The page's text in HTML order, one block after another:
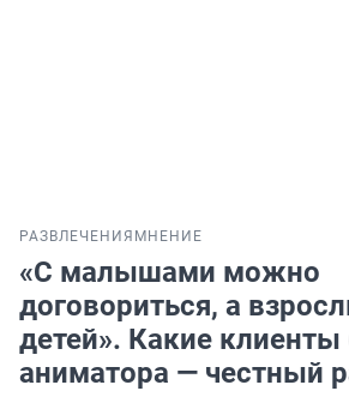
РАЗВЛЕЧЕНИЯ МНЕНИЕ
«С малышами можно
договориться, а
детей». Какие клиенты
аниматора — честный